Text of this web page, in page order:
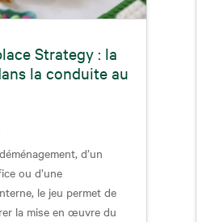
Strategy : la
la conduite au
d’un
ou d’une
le jeu permet de
la mise en œuvre du